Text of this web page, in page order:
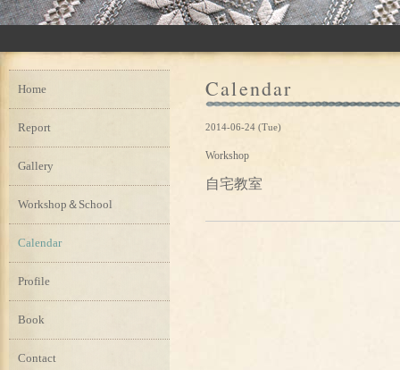
Calendar
2014-06-24 (Tue)
Workshop
自宅教室
Home
Report
Gallery
Workshop＆School
Calendar
Profile
Book
Contact